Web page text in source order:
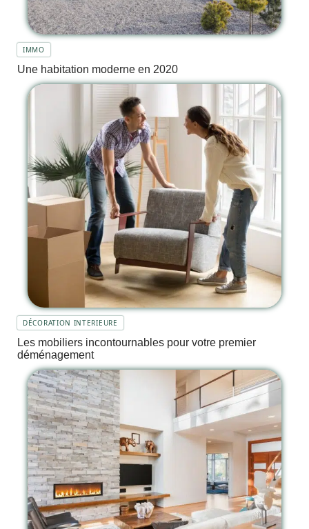
IMMO
Une habitation moderne en 2020
DÉCORATION INTERIEURE
Les mobiliers incontournables pour votre premier
déménagement